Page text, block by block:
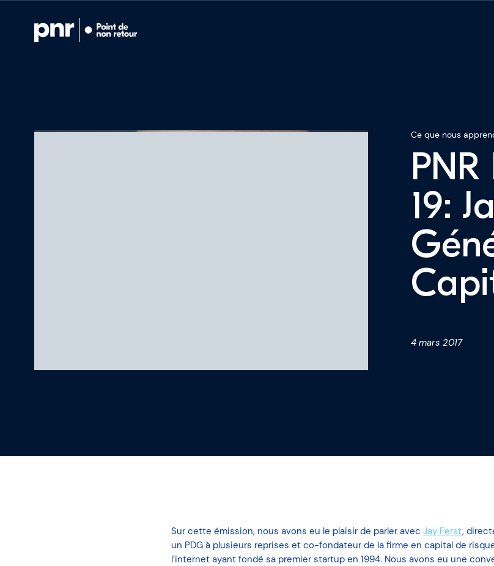
Notre expertise
Ce que nous
19:
4 mars 2017
Sur cette émission, nous avons eu le plaisir de parler avec Jay Ferst,
un PDG à plusieurs reprises et co-fondateur de la firme en capital de
l’internet ayant fondé sa premier startup en 1994. Nous avons eu une